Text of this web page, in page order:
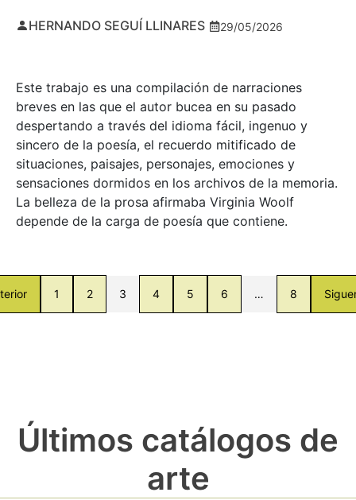
HERNANDO SEGUÍ LLINARES 29/05/2026
Este trabajo es una compilación de narraciones
breves en las que el autor bucea en su pasado
despertando a través del idioma fácil, ingenuo y
sincero de la poesía, el recuerdo mitificado de
situaciones, paisajes, personajes, emociones y
sensaciones dormidos en los archivos de la memoria.
La belleza de la prosa afirmaba Virginia Woolf
depende de la carga de poesía que contiene.
1 2 3 4 5 6 … 8
Últimos catálogos de
arte